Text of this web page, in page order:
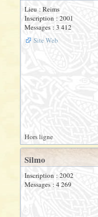
Lieu : Reims
Inscription : 2001
Messages : 3 412
Site Web
Hors ligne
Silmo
Inscription : 2002
Messages : 4 269